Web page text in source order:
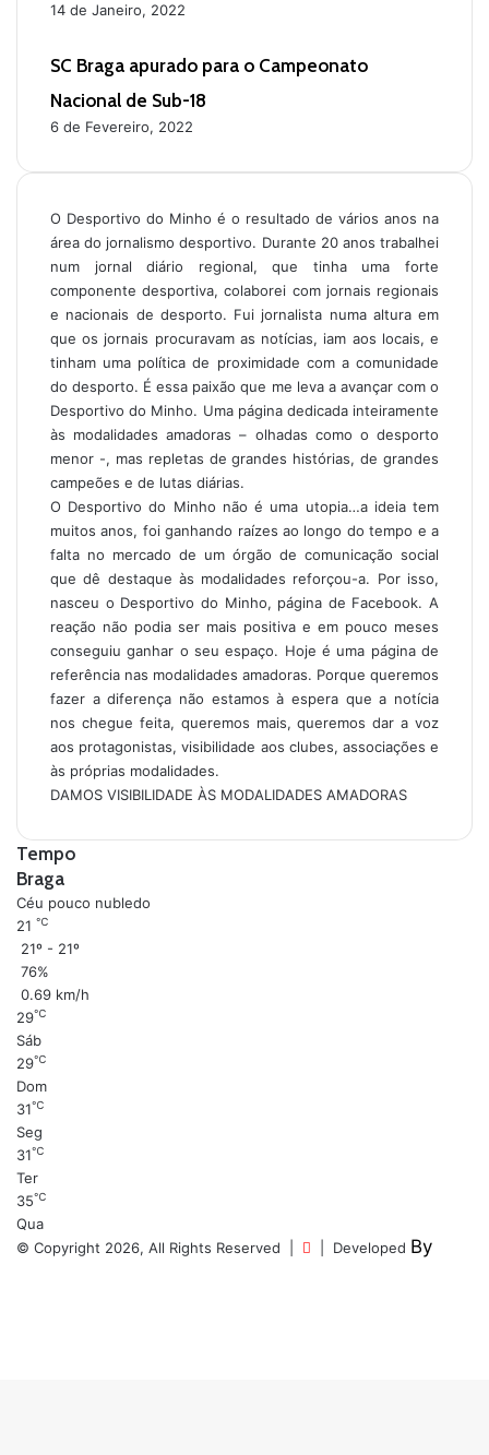
14 de Janeiro, 2022
SC Braga apurado para o Campeonato
Nacional de Sub-18
6 de Fevereiro, 2022
O Desportivo do Minho é o resultado de vários anos na
área do jornalismo desportivo. Durante 20 anos trabalhei
num jornal diário regional, que tinha uma forte
componente desportiva, colaborei com jornais regionais
e nacionais de desporto. Fui jornalista numa altura em
que os jornais procuravam as notícias, iam aos locais, e
tinham uma política de proximidade com a comunidade
do desporto. É essa paixão que me leva a avançar com o
Desportivo do Minho. Uma página dedicada inteiramente
às modalidades amadoras – olhadas como o desporto
menor -, mas repletas de grandes histórias, de grandes
campeões e de lutas diárias.
O Desportivo do Minho não é uma utopia…a ideia tem
muitos anos, foi ganhando raízes ao longo do tempo e a
falta no mercado de um órgão de comunicação social
que dê destaque às modalidades reforçou-a. Por isso,
nasceu o Desportivo do Minho, página de Facebook. A
reação não podia ser mais positiva e em pouco meses
conseguiu ganhar o seu espaço. Hoje é uma página de
referência nas modalidades amadoras. Porque queremos
fazer a diferença não estamos à espera que a notícia
nos chegue feita, queremos mais, queremos dar a voz
aos protagonistas, visibilidade aos clubes, associações e
às próprias modalidades.
DAMOS VISIBILIDADE ÀS MODALIDADES AMADORAS
Tempo
Braga
Céu pouco nubledo
21 ℃
21º - 21º
76%
0.69 km/h
29℃
Sáb
29℃
Dom
31℃
Seg
31℃
Ter
35℃
Qua
© Copyright 2026, All Rights Reserved |
| Developed By